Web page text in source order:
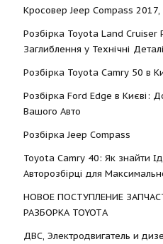
Кросовер Jeep Compass
Розбірка Toyota Land Cruiser
Заглиблення у Технічні Деталі
Розбірка Toyota Camry 50 в
Розбірка Ford Edge в Києві:
Вашого Авто
Розбірка Jeep Compass
Toyota Camry 40: Як знайти
Авторозбірці для
НОВОЕ ПОСТУПЛЕНИЕ
РАЗБОРКА TOYOTА
ДВС, Электродвигатель и